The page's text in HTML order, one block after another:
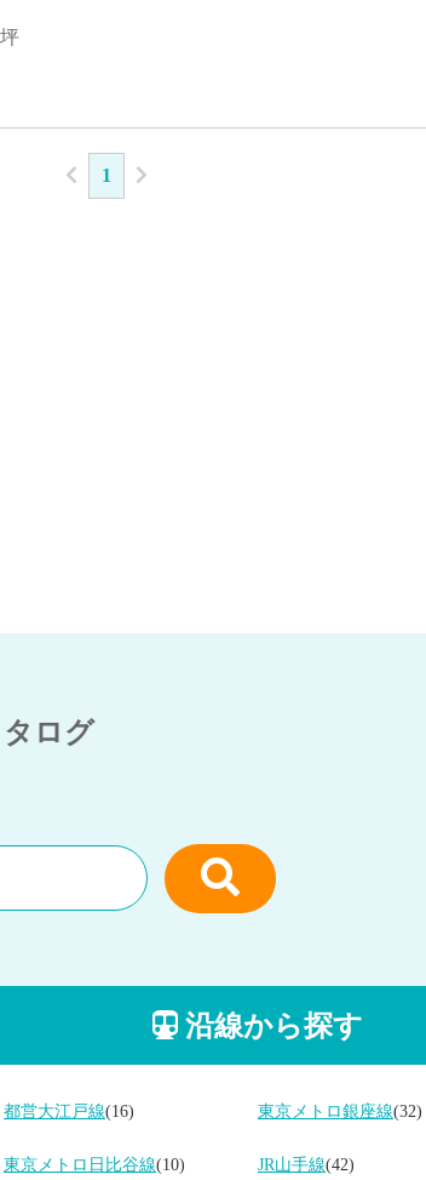
1
ログ
沿線から探す
都営大江戸線(16) 東京メトロ銀座線(32)
東京メトロ日比谷線(10) JR山手線(42)